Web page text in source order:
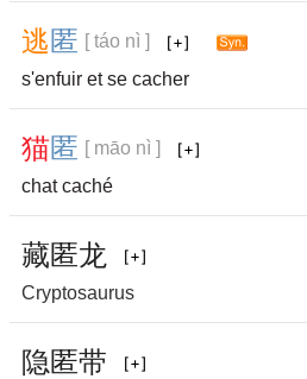
逃匿 [ táo nì ]
s'enfuir et se cacher
猫匿 [ māo nì ]
chat caché
藏匿龙
Cryptosaurus
隐匿带